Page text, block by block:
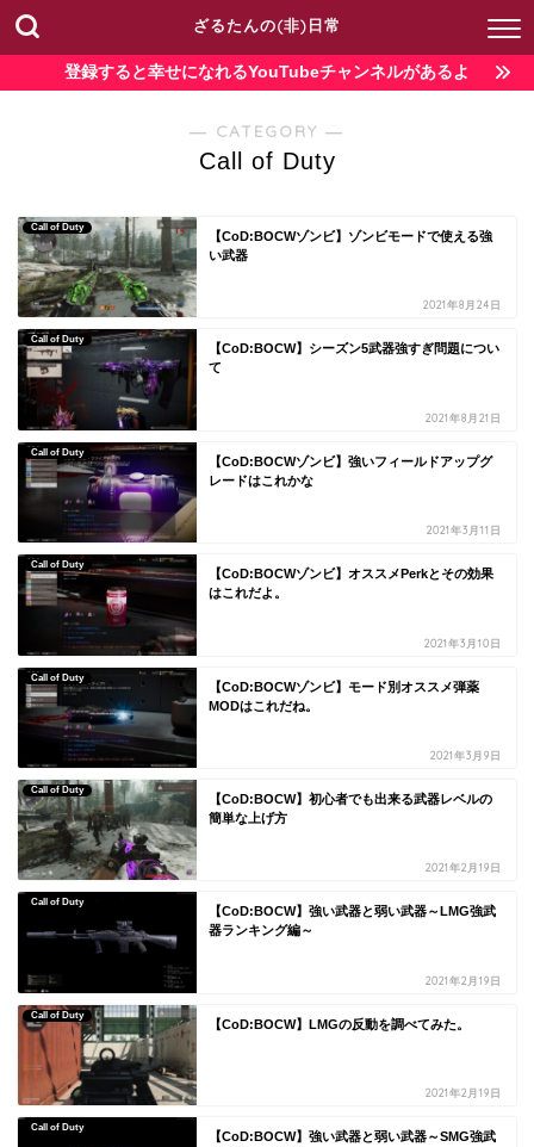
ざるたんの(非)日常
登録すると幸せになれるYouTubeチャンネルがあるよ
― CATEGORY ―
Call of Duty
Call of Duty
【CoD:BOCWゾンビ】ゾンビモードで使える強
い武器
2021年8月24日
Call of Duty
【CoD:BOCW】シーズン5武器強すぎ問題につい
て
2021年8月21日
Call of Duty
【CoD:BOCWゾンビ】強いフィールドアップグ
レードはこれかな
2021年3月11日
Call of Duty
【CoD:BOCWゾンビ】オススメPerkとその効果
はこれだよ。
2021年3月10日
Call of Duty
【CoD:BOCWゾンビ】モード別オススメ弾薬
MODはこれだね。
2021年3月9日
Call of Duty
【CoD:BOCW】初心者でも出来る武器レベルの
簡単な上げ方
2021年2月19日
Call of Duty
【CoD:BOCW】強い武器と弱い武器～LMG強武
器ランキング編～
2021年2月19日
Call of Duty
【CoD:BOCW】LMGの反動を調べてみた。
2021年2月19日
Call of Duty
【CoD:BOCW】強い武器と弱い武器～SMG強武